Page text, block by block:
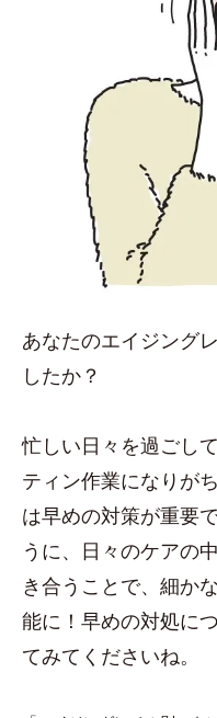
あなたのエイジング
したか？
忙しい日々を過ごし
ティン作業になりが
は早めの対策が重要
うに、日々のケアの
き合うことで、細か
能に！早めの対処に
てみてくださいね。